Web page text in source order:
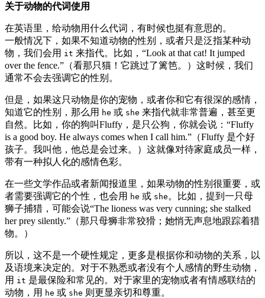
关于动物的代词使用
在英语里，给动物用什么代词，有时候也挺有意思的。
一般情况下，如果不知道动物的性别，或者只是泛指某种动
物，我们会用 it 来指代。比如，“Look at that cat! It jumped
over the fence.”（看那只猫！它跳过了篱笆。）这时候，我们
通常不会去强调它的性别。
但是，如果这只动物是你的宠物，或者你和它有很深的感情，
知道它的性别，那么用 he 或 she 来指代就非常普遍，甚至更
自然。比如，你的狗叫Fluffy，是只公狗，你就会说：“Fluffy
is a good boy. He always comes when I call him.”（Fluffy 是个好
孩子。我叫他，他总是会过来。）这就像对待家庭成员一样，
带有一种拟人化的感情色彩。
在一些文学作品或者新闻报道里，如果动物的性别很重要，或
者需要强调它的个性，也会用 he 或 she 。比如，提到一只母
狮子捕猎，可能会说“The lioness was very cunning; she stalked
her prey silently.”（那只母狮非常狡猾；她悄无声息地跟踪着猎
物。）
所以，这不是一个硬性规定，更多是根据你和动物的关系，以
及语境来决定的。对于不熟悉或者没有个人感情的野生动物，
用 it 是最保险和常见的。对于家里的宠物或者有情感联结的
动物，用 he 或 she 则更显亲切和尊重。